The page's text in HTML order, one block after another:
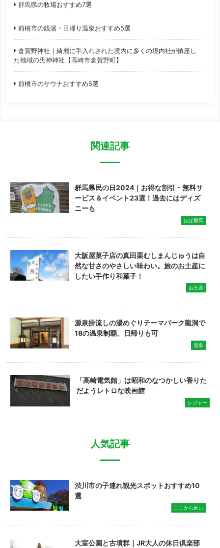
群馬県の牧場おすすめ7選
前橋市の銭湯・日帰り温泉おすすめ5選
倉賀野神社｜綺麗に手入れされた境内に多くの境内社が鎮座し
た地域の氏神神社【高崎市倉賀野町】
前橋市のサウナおすすめ5選
関連記事
群馬県民の日2024｜お得な割引・無料サ
ービス＆イベント23選！過去にはディズ
ニーも
ほぼ群馬
大阪屋菓子店の真田栗むしまんじゅうは自
然な甘さのやさしい味わい。旅のお土産に
したい手作り和菓子！
お土産
源泉掛流しの湯めぐりテーマパーク龍洞で
18の温泉制覇。日帰りも可
温泉
「高崎電気館」は昭和のなつかしい香りた
だようレトロな映画館
レジャー
人気記事
渋川市の子連れ観光スポットおすすめ10
選
ここから近い
大室公園と古墳群｜JR大人の休日倶楽部